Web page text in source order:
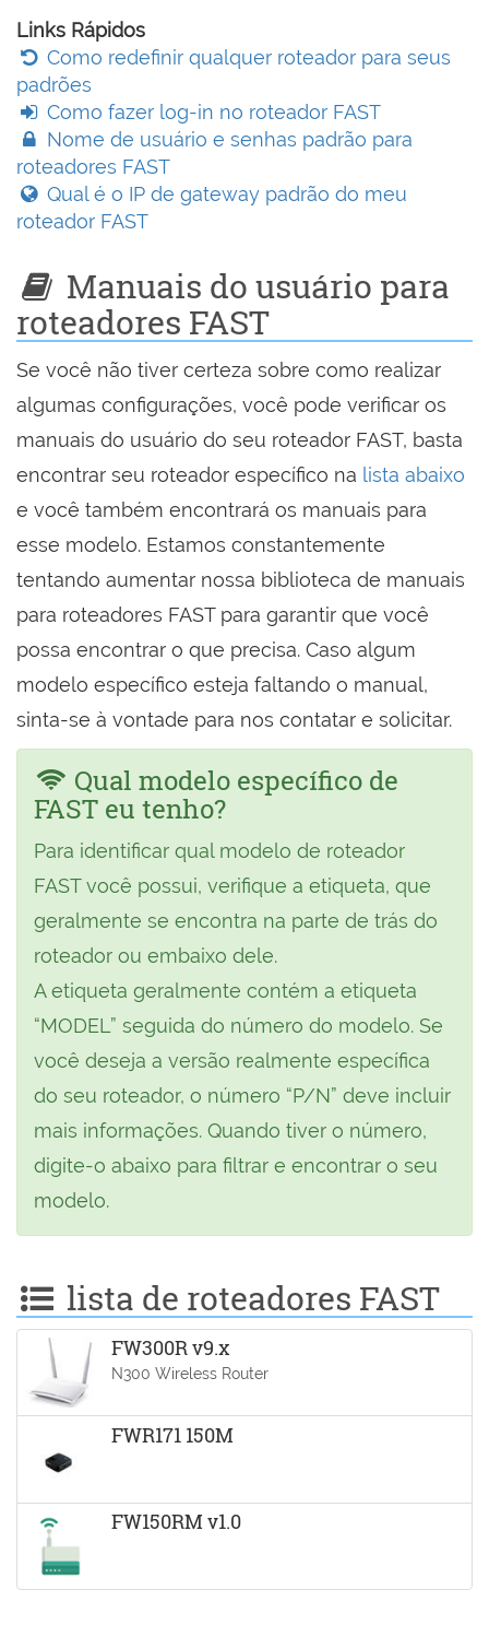
Links Rápidos
Como redefinir qualquer roteador para seus
padrões
Como fazer log-in no roteador FAST
Nome de usuário e senhas padrão para
roteadores FAST
Qual é o IP de gateway padrão do meu
roteador FAST
Manuais do usuário para
roteadores FAST
Se você não tiver certeza sobre como realizar
algumas configurações, você pode verificar os
manuais do usuário do seu roteador FAST, basta
encontrar seu roteador específico na lista abaixo
e você também encontrará os manuais para
esse modelo. Estamos constantemente
tentando aumentar nossa biblioteca de manuais
para roteadores FAST para garantir que você
possa encontrar o que precisa. Caso algum
modelo específico esteja faltando o manual,
sinta-se à vontade para nos contatar e solicitar.
Qual modelo específico de
FAST eu tenho?
Para identificar qual modelo de roteador
FAST você possui, verifique a etiqueta, que
geralmente se encontra na parte de trás do
roteador ou embaixo dele.
A etiqueta geralmente contém a etiqueta
“MODEL” seguida do número do modelo. Se
você deseja a versão realmente específica
do seu roteador, o número “P/N” deve incluir
mais informações. Quando tiver o número,
digite-o abaixo para filtrar e encontrar o seu
modelo.
lista de roteadores FAST
FW300R v9.x
N300 Wireless Router
FWR171 150M
FW150RM v1.0